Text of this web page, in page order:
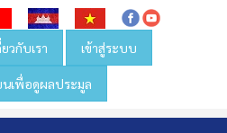
ยวกับเรา เข้าสู่ระบบ
นเพื่อดูผลประมูล